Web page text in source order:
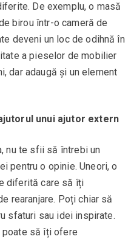
De exemplu, o masă
birou într-o cameră de
deveni un loc de odihnă în
a pieselor de mobilier
dar adaugă și un element
unui ajutor extern
nu te sfii să întrebi un
pentru o opinie. Uneori, o
diferită care să îți
rearanjare. Poți chiar să
sfaturi sau idei inspirate.
poate să îți ofere